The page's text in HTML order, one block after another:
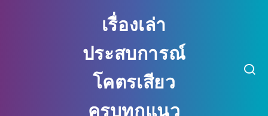
เรื่องเล่า
ประสบการณ์
โคตรเสียว
ครบทุกแนว